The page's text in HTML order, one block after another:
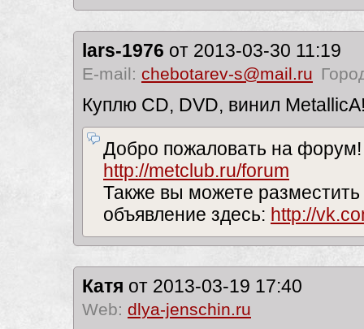
lars-1976 от 2013-03-30 11:19
E-mail: chebotarev-s@mail.ru
Куплю CD, DVD, винил
Добро пожаловать на форум!
http://metclub.ru/forum
Также вы можете разместить
объявление здесь: http://
Катя от 2013-03-19 17:40
Web: dlya-jenschin.ru